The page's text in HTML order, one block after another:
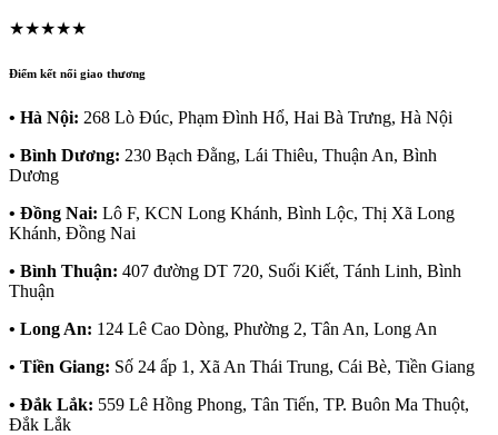
★★★★★
Điểm kết nối giao thương
• Hà Nội: 268 Lò Đúc, Phạm Đình Hổ, Hai Bà Trưng, Hà Nội
• Bình Dương: 230 Bạch Đằng, Lái Thiêu, Thuận An, Bình
Dương
• Đồng Nai: Lô F, KCN Long Khánh, Bình Lộc, Thị Xã Long
Khánh, Đồng Nai
• Bình Thuận: 407 đường DT 720, Suối Kiết, Tánh Linh, Bình
Thuận
• Long An: 124 Lê Cao Dòng, Phường 2, Tân An, Long An
• Tiền Giang: Số 24 ấp 1, Xã An Thái Trung, Cái Bè, Tiền Giang
• Đắk Lắk: 559 Lê Hồng Phong, Tân Tiến, TP. Buôn Ma Thuột,
Đắk Lắk